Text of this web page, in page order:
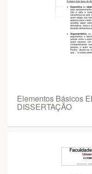
Elementos Básicos
DISSERTAÇÃO